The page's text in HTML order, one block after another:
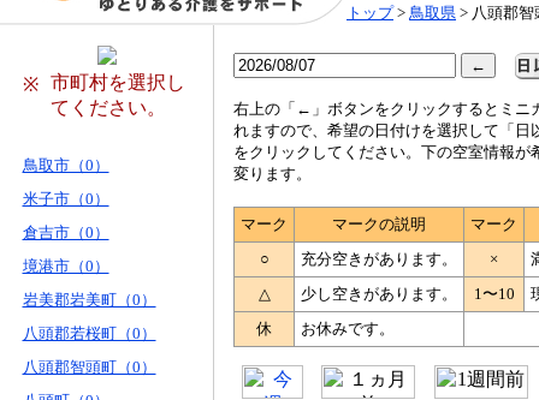
トップ> 鳥取県 > 八頭郡智
※
市町村を選択し
てください。
鳥取市（0）
米子市（0）
倉吉市（0）
境港市（0）
岩美郡岩美町（0）
八頭郡若桜町（0）
八頭郡智頭町（0）
右 上の「←」ボタンをクリックするとミニ
れますので、希望の日付けを選択して「日
をクリックしてください。下の空室情報が
変ります。
マーク マークの説明
マーク
○
充分空きがあります。 ×
△
少し空きがあります。 1〜10
休
お休みです。